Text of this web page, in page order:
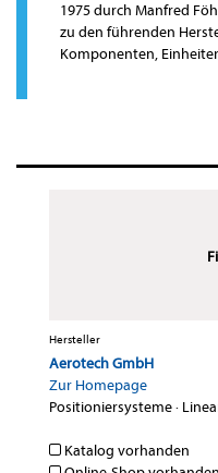
1975 durch Manfred
zu den führenden
Komponenten,
Hersteller
Aerotech GmbH
Zur Homepage
Positioniersysteme·
Katalog vorhanden